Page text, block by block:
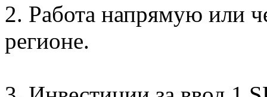
2. Работа напрямую или
регионе.